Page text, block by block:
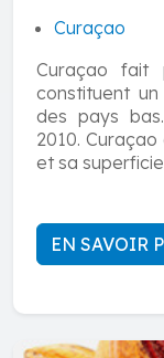
Curaçao
Curaçao fait
constituent
des pays
2010.
et sa
EN SAVOIR